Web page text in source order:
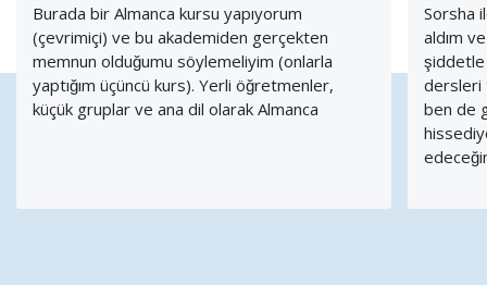
Burada bir Almanca kursu yapıyorum
(çevrimiçi) ve bu akademiden gerçekten
memnun olduğumu söylemeliyim (onlarla
yaptığım üçüncü kurs). Yerli öğretmenler,
küçük gruplar ve ana dil olarak Almanca
Sorsha
aldım
şiddetle
dersleri
ben de